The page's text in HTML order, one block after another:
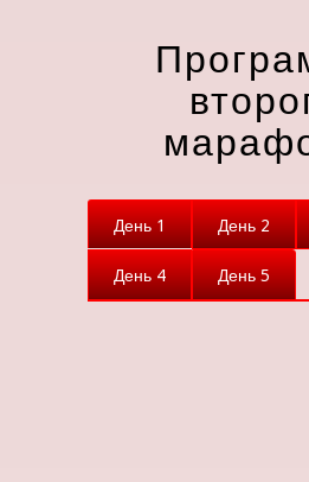
День 1 День 2
День 4 День 5